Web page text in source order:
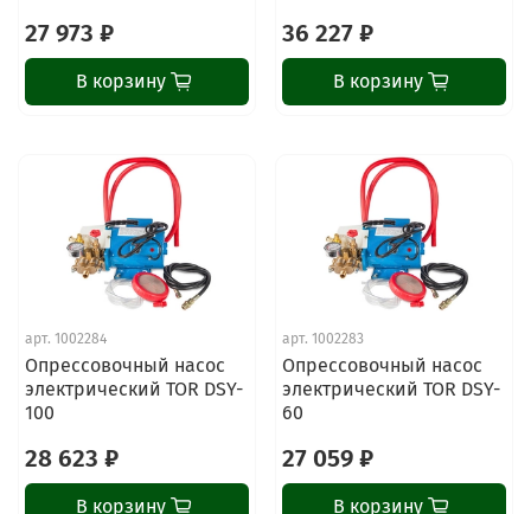
27 973 ₽
В корзину
36 227 ₽
В корзину
арт. 1002284
Опрессовочный насос
электрический TOR DSY-
100
28 623 ₽
В корзину
арт. 1002283
Опрессовочный насос
электрический TOR DSY-
60
27 059 ₽
В корзину